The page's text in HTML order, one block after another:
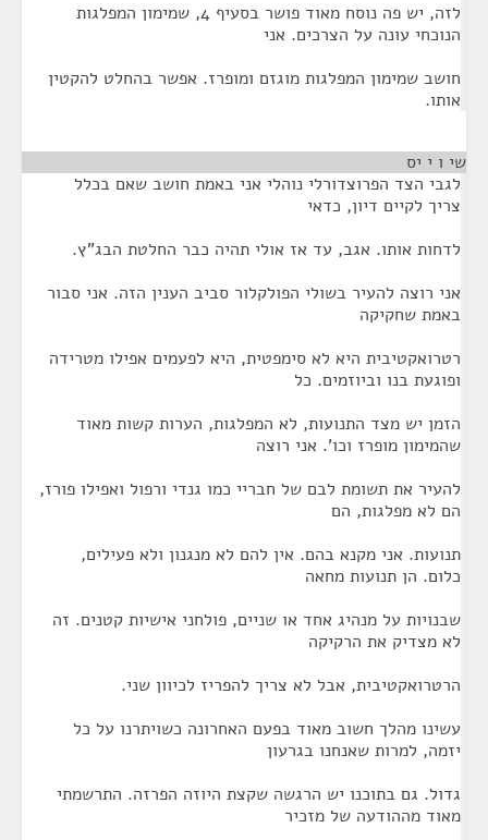
לזה, יש פה נוסח מאוד פושר בסעיף 4, שמימון המפלגות
הנוכחי עונה על הצרכים. אני
חושב שמימון המפלגות מוגזם ומופרז. אפשר בהחלט להקטין
אותו.
שי ו י יס
לגבי הצד הפרוצדורלי נוהלי אני באמת חושב שאם בכלל
צריך לקיים דיון, כדאי
לדחות אותו. אגב, עד אז אולי תהיה כבר החלטת הבג"ץ.
אני רוצה להעיר בשולי הפולקלור סביב הענין הזה. אני סבור
באמת שחקיקה
רטרואקטיבית היא לא סימפטית, היא לפעמים אפילו מטרידה
ופוגעת בנו וביוזמים. כל
הזמן יש מצד התנועות, לא המפלגות, הערות קשות מאוד
שהמימון מופרז וכו'. אני רוצה
להעיר את תשומת לבם של חבריי כמו גנדי ורפול ואפילו פורז,
הם לא מפלגות, הם
תנועות. אני מקנא בהם. אין להם לא מנגנון ולא פעילים,
כלום. הן תנועות מחאה
שבנויות על מנהיג אחד או שניים, פולחני אישיות קטנים. זה
לא מצדיק את הרקיקה
הרטרואקטיבית, אבל לא צריך להפריז לכיוון שני.
עשינו מהלך חשוב מאוד בפעם האחרונה כשויתרנו על כל
יזמה, למרות שאנחנו בגרעון
גדול. גם בתוכנו יש הרגשה שקצת היוזה הפרזה. התרשמתי
מאוד מההודעה של מזכיר